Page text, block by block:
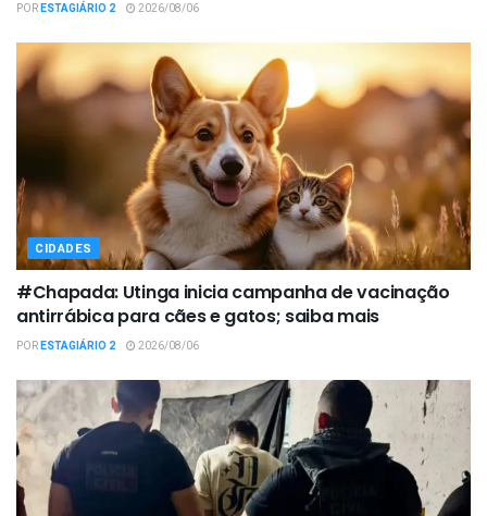
PORESTAGIÁRIO 2 2026/08/06
CIDADES
#Chapada: Utinga inicia campanha de vacinação
antirrábica para cães e gatos; saiba mais
PORESTAGIÁRIO 2 2026/08/06